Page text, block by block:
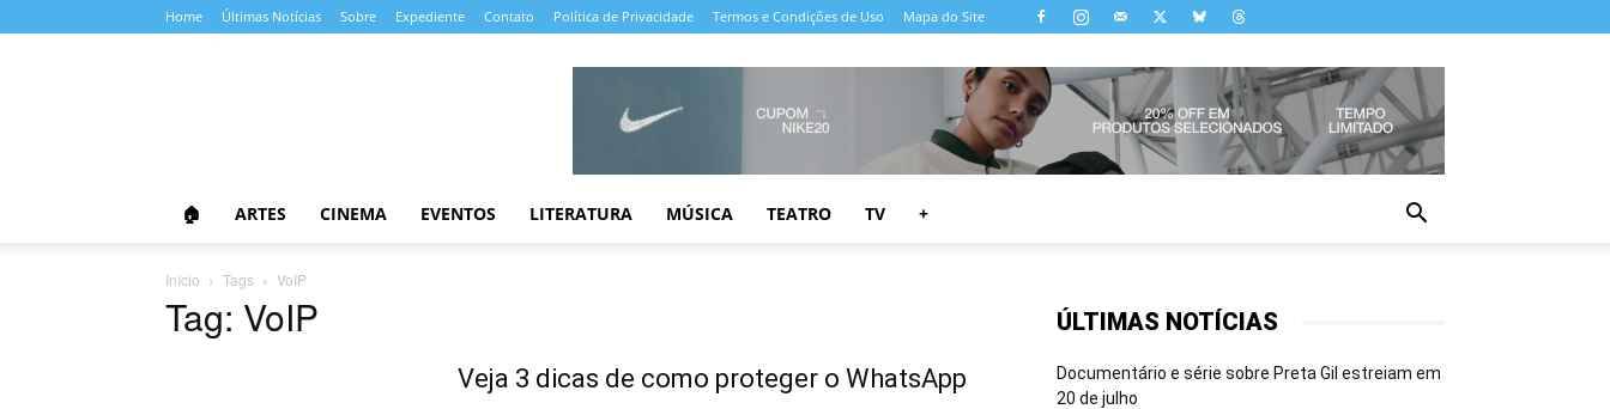
Home Últimas Notícias Sobre Expediente Contato Política de Privacidade Termos e Condições de Uso Mapa do Site
🏠 ARTES CINEMA EVENTOS LITERATURA MÚSICA TEATRO TV +
Início Tags VoIP
Tag: VoIP
Veja 3 dicas de como proteger o WhatsApp
ÚLTIMAS NOTÍCIAS
Documentário e série sobre Preta Gil estreiam em
20 de julho